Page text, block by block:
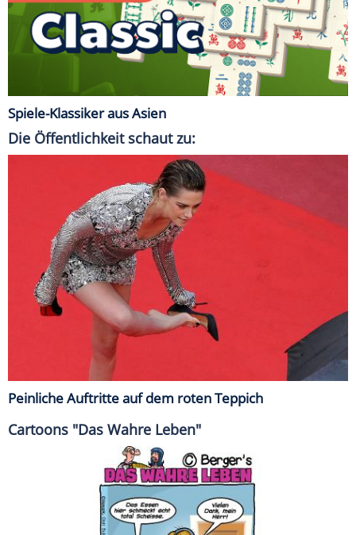
Spiele-Klassiker aus Asien
Die Öffentlichkeit schaut zu:
Peinliche Auftritte auf dem roten Teppich
Cartoons "Das Wahre Leben"